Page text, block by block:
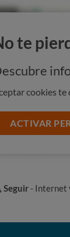
usuarios
te
cookies te
ACTIVAR
Seguir
Seguir - Internet